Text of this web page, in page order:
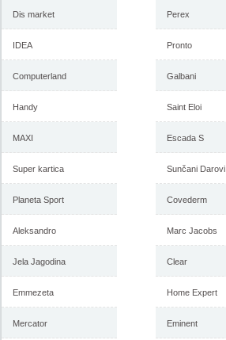
Dis market
IDEA
Computerland
Handy
MAXI
Super kartica
Planeta Sport
Aleksandro
Jela Jagodina
Emmezeta
Mercator
Perex
Pronto
Galbani
Saint Eloi
Escada S
Sunčani Darovi
Covederm
Marc Jacobs
Clear
Home Expert
Eminent